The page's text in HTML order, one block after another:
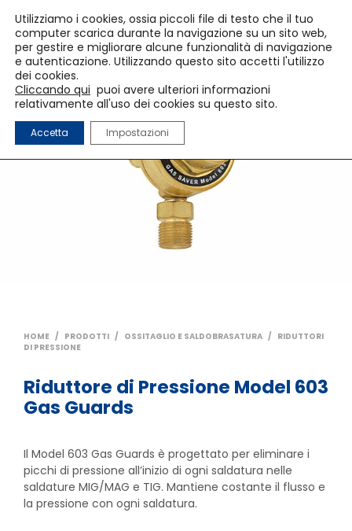
HOME / PRODOTTI / OSSITAGLIO E SALDOBRASATURA / RIDUTTORI
DI PRESSIONE
Riduttore di Pressione Model 603
Gas Guards
Il Model 603 Gas Guards è progettato per eliminare i
picchi di pressione all’inizio di ogni saldatura nelle
saldature MIG/MAG e TIG. Mantiene costante il flusso e
la pressione con ogni saldatura.
Utilizziamo i cookies, ossia piccoli file di testo che il tuo
computer scarica durante la navigazione su un sito web,
per gestire e migliorare alcune funzionalità di navigazione
e autenticazione. Utilizzando questo sito accetti l'utilizzo
dei cookies.
Cliccando qui puoi avere ulteriori informazioni
relativamente all'uso dei cookies su questo sito.
Accetta Impostazioni